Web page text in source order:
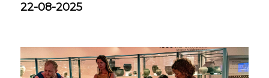
22-08-2025